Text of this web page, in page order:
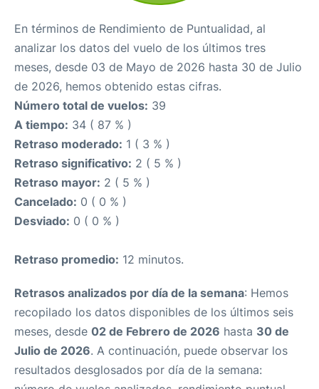
En términos de Rendimiento de Puntualidad, al
analizar los datos del vuelo de los últimos tres
meses, desde 03 de Mayo de 2026 hasta 30 de Julio
de 2026, hemos obtenido estas cifras.
Número total de vuelos: 39
A tiempo: 34 ( 87 % )
Retraso moderado: 1 ( 3 % )
Retraso significativo: 2 ( 5 % )
Retraso mayor: 2 ( 5 % )
Cancelado: 0 ( 0 % )
Desviado: 0 ( 0 % )
Retraso promedio: 12 minutos.
Retrasos analizados por día de la semana: Hemos
recopilado los datos disponibles de los últimos seis
meses, desde 02 de Febrero de 2026 hasta 30 de
Julio de 2026. A continuación, puede observar los
resultados desglosados por día de la semana: